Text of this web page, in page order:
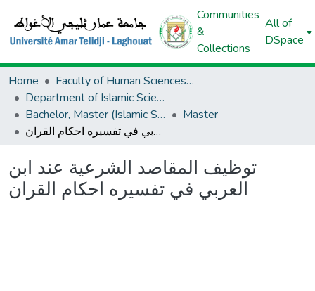
Communities
&
Collections
All of
DSpace
Home
Faculty of Human Sciences And Islamic Sciences And Civilizations
Department of Islamic Sciences
Bachelor, Master (Islamic Sciences)
Master
توظيف المقاصد الشرعية عند ابن العربي في تفسيره احكام القران
توظيف المقاصد الشرعية عند ابن
العربي في تفسيره احكام القران